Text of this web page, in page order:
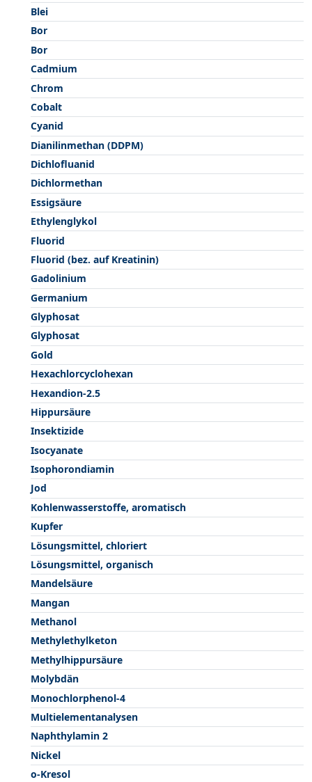
Blei
Bor
Bor
Cadmium
Chrom
Cobalt
Cyanid
Dianilinmethan (DDPM)
Dichlofluanid
Dichlormethan
Essigsäure
Ethylenglykol
Fluorid
Fluorid (bez. auf Kreatinin)
Gadolinium
Germanium
Glyphosat
Glyphosat
Gold
Hexachlorcyclohexan
Hexandion-2.5
Hippursäure
Insektizide
Isocyanate
Isophorondiamin
Jod
Kohlenwasserstoffe, aromatisch
Kupfer
Lösungsmittel, chloriert
Lösungsmittel, organisch
Mandelsäure
Mangan
Methanol
Methylethylketon
Methylhippursäure
Molybdän
Monochlorphenol-4
Multielementanalysen
Naphthylamin 2
Nickel
o-Kresol